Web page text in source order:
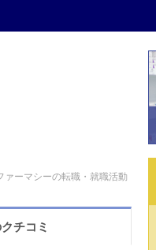
ーマシーの転職・就職活動
クチコミ